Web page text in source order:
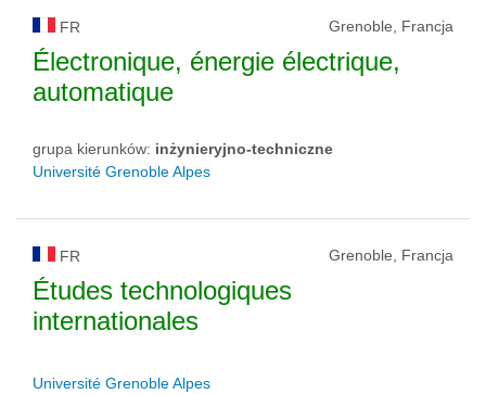
FR Grenoble, Francja
Électronique, énergie électrique,
automatique
grupa kierunków: inżynieryjno-techniczne
Université Grenoble Alpes
FR Grenoble, Francja
Études technologiques
internationales
Université Grenoble Alpes